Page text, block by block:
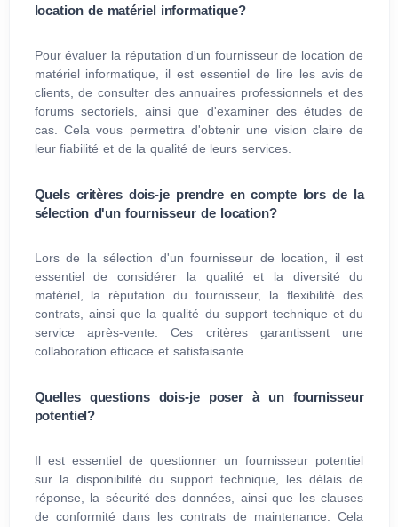
location de matériel informatique?
Pour évaluer la réputation d'un fournisseur de location de
matériel informatique, il est essentiel de lire les avis de
clients, de consulter des annuaires professionnels et des
forums sectoriels, ainsi que d'examiner des études de
cas. Cela vous permettra d'obtenir une vision claire de
leur fiabilité et de la qualité de leurs services.
Quels critères dois-je prendre en compte lors de la
sélection d'un fournisseur de location?
Lors de la sélection d'un fournisseur de location, il est
essentiel de considérer la qualité et la diversité du
matériel, la réputation du fournisseur, la flexibilité des
contrats, ainsi que la qualité du support technique et du
service après-vente. Ces critères garantissent une
collaboration efficace et satisfaisante.
Quelles questions dois-je poser à un fournisseur
potentiel?
Il est essentiel de questionner un fournisseur potentiel
sur la disponibilité du support technique, les délais de
réponse, la sécurité des données, ainsi que les clauses
de conformité dans les contrats de maintenance. Cela